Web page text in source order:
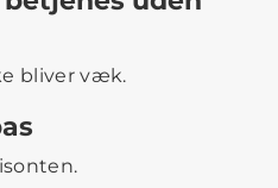
bliver væk.